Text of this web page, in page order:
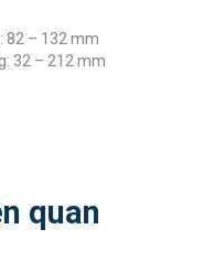
82 – 132 mm
32 – 212 mm
quan